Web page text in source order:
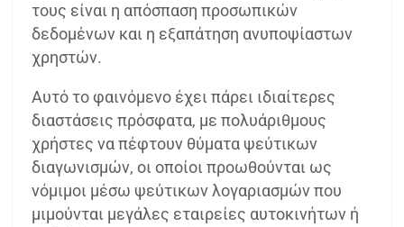
τους είναι η απόσπαση προσωπικών
δεδομένων και η εξαπάτηση ανυποψίαστων
χρηστών.
Αυτό το φαινόμενο έχει πάρει ιδιαίτερες
διαστάσεις πρόσφατα, με πολυάριθμους
χρήστες να πέφτουν θύματα ψεύτικων
διαγωνισμών, οι οποίοι προωθούνται ως
νόμιμοι μέσω ψεύτικων λογαριασμών που
μιμούνται μεγάλες εταιρείες αυτοκινήτων ή